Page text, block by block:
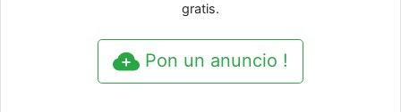
gratis.
Pon un anuncio !